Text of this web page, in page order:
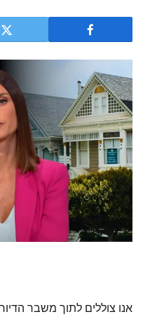
אנו צוללים לתוך משבר